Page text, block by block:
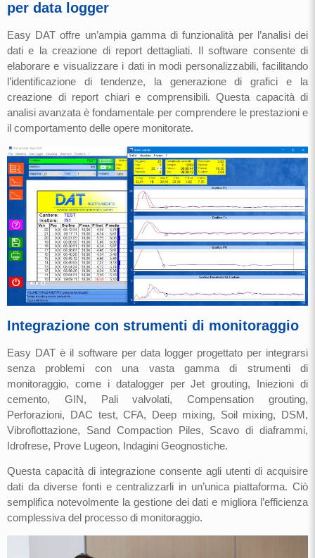
per data logger
Easy DAT offre un’ampia gamma di funzionalità per l’analisi dei
dati e la creazione di report dettagliati. Il software consente di
elaborare e visualizzare i dati in modi personalizzabili, facilitando
l’identificazione di tendenze, la generazione di grafici e la
creazione di report chiari e comprensibili. Questa capacità di
analisi avanzata è fondamentale per comprendere le prestazioni e
il comportamento delle opere monitorate.
Integrazione con strumenti di monitoraggio
Easy DAT è il software per data logger progettato per integrarsi
senza problemi con una vasta gamma di strumenti di
monitoraggio, come i datalogger per Jet grouting, Iniezioni di
cemento, GIN, Pali valvolati, Compensation grouting,
Perforazioni, DAC test, CFA, Deep mixing, Soil mixing, DSM,
Vibroflottazione, Sand Compaction Piles, Scavo di diaframmi,
Idrofrese, Prove Lugeon, Indagini Geognostiche.
Questa capacità di integrazione consente agli utenti di acquisire
dati da diverse fonti e centralizzarli in un’unica piattaforma. Ciò
semplifica notevolmente la gestione dei dati e migliora l’efficienza
complessiva del processo di monitoraggio.